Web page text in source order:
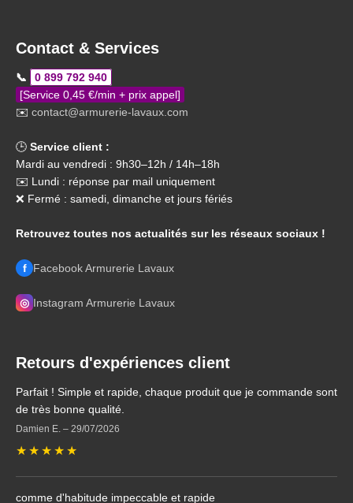
Contact & Services
📞
0 899 792 940
[Service 0,45 €/min + prix appel]
✉️ contact@armurerie-lavaux.com
🕒 Service client :
Mardi au vendredi : 9h30–12h / 14h–18h
✉️ Lundi : réponse par mail uniquement
❌ Fermé : samedi, dimanche et jours fériés
Retrouvez toutes nos actualités sur les réseaux sociaux !
f Facebook Armurerie Lavaux
◎ Instagram Armurerie Lavaux
Retours d'expériences client
Parfait ! Simple et rapide, chaque produit que je commande sont
de très bonne qualité.
Damien E. – 29/07/2026
★ ★ ★ ★ ★
comme d'habitude impeccable et rapide